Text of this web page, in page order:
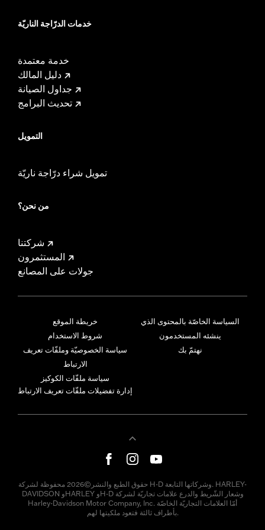
خدمات الدرّاجة الناريّة
خدمة معتمدة
دليل المالك
جداول الصيانة
تحديث البرامج
التمويل
تمويل شراء درّاجة ناريّة
من نحن؟
شركتنا
المستثمرون
جولات على المصانع
خريطة الموقع
شروط الاستخدام
سياسة الخصوصيّة وملفّات تعريف
الارتباط
سياسة ملفّات الكوكيز
إدارة تفضيلات ملفّات تعريف الارتباط
السياسة الخاصّة بالمحتوى الذي
ينشئه المستخدمون
نهتمّ بك
حقوق الطبع والنشر©2026 محفوظة لشركة H-D وشركاتها التابعة. HARLEY-
DAVIDSON وHARLEY وH-D وشعار الشّريط والدرع علامات تجاريّة لشركة
Harley-Davidson Motor Company, Inc. أمّا العلامات التجاريّة الخاصّة
بأطراف ثالثة فتعود ملكيتها لهم.